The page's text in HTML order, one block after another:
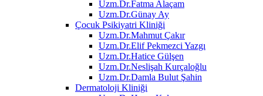
Uzm.Dr.Fatma Alaçam
Uzm.Dr.Günay Ay
Çocuk Psikiyatri Kliniği
Uzm.Dr.Mahmut Çakır
Uzm.Dr.Elif Pekmezci Yazgı
Uzm.Dr.Hatice Gülşen
Uzm.Dr.Neslişah Kurçaloğlu
Uzm.Dr.Damla Bulut Şahin
Dermatoloji Kliniği